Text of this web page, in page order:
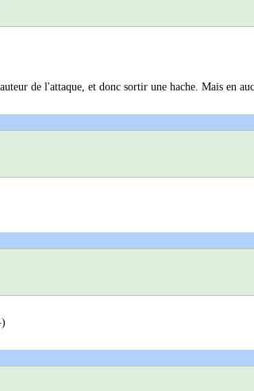
de l'attaque, et donc sortir une hache. Mais en